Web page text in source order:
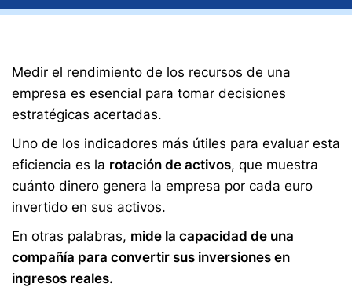
Medir el rendimiento de los recursos de una
empresa es esencial para tomar decisiones
estratégicas acertadas.
Uno de los indicadores más útiles para evaluar esta
eficiencia es la rotación de activos, que muestra
cuánto dinero genera la empresa por cada euro
invertido en sus activos.
En otras palabras, mide la capacidad de una
compañía para convertir sus inversiones en
ingresos reales.